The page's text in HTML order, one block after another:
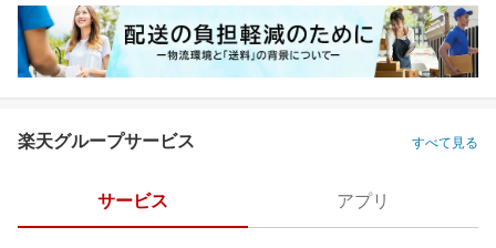
楽天グループサービス すべて見る
サービス アプリ